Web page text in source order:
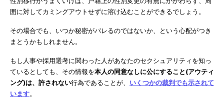
囲に対してカミングアウトせずに溶け込むことができるでしょう。
その場合でも、いつか秘密がバレるのではないか、という心配がつき
まとうかもしれません。
もし人事や採用選考に関わった人があなたのセクシュアリティを知っ
ているとしても、その情報を本人の同意なしに公にすること(アウティ
ング)は、許されない行為であることが、 いくつかの裁判でも示されて
います。